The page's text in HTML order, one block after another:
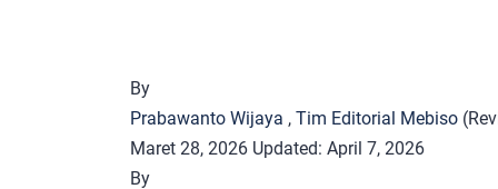
By
Prabawanto Wijaya , Tim Editorial Mebiso
Maret 28, 2026 Updated: April 7, 2026
By